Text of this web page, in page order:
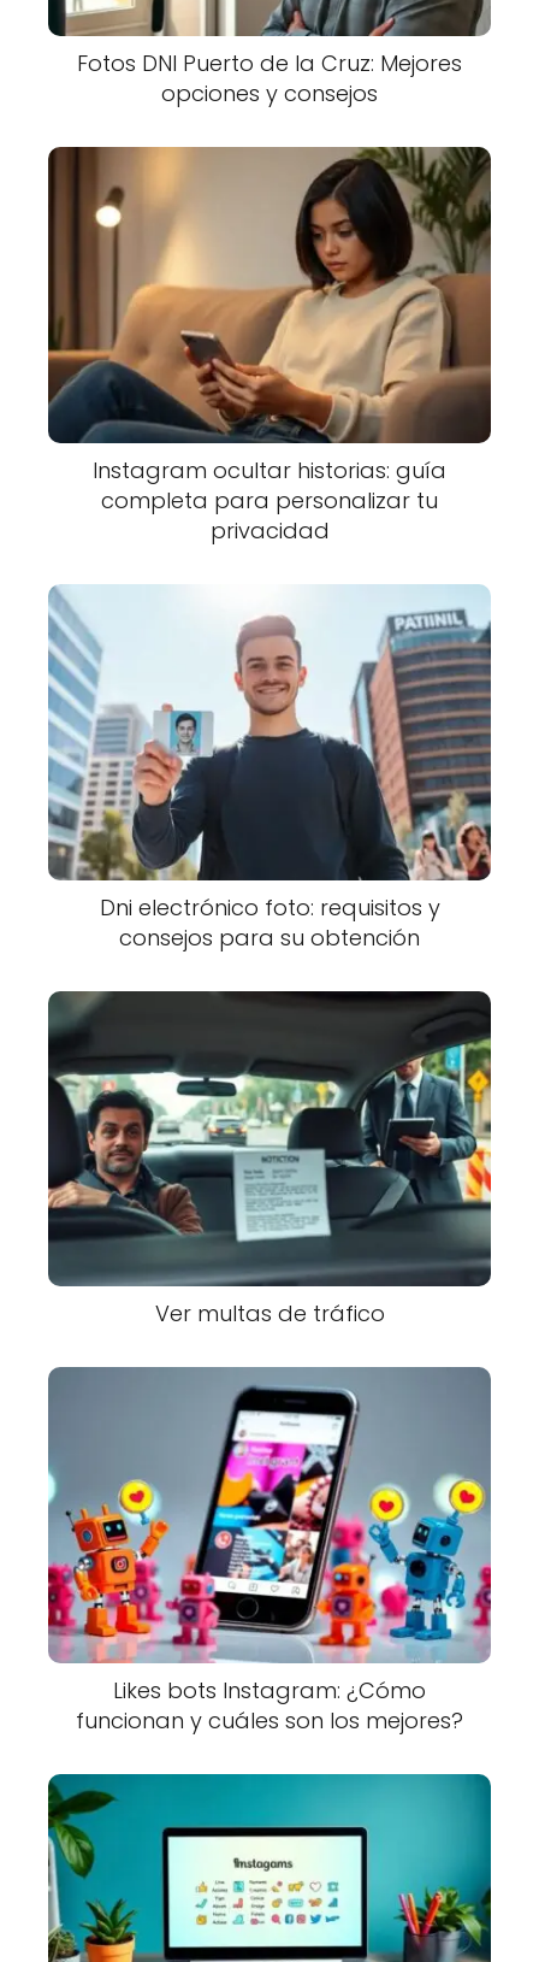
Fotos DNI Puerto de la Cruz: Mejores
opciones y consejos
Instagram ocultar historias: guía
completa para personalizar tu
privacidad
Dni electrónico foto: requisitos y
consejos para su obtención
Ver multas de tráfico
Likes bots Instagram: ¿Cómo
funcionan y cuáles son los mejores?